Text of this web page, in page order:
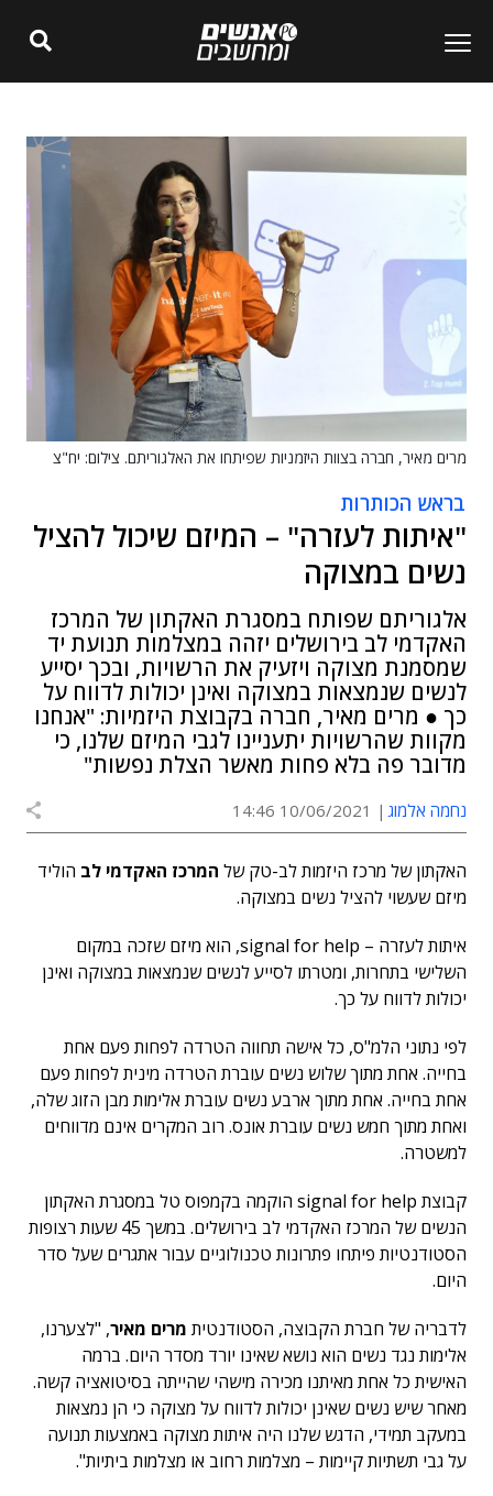
מרים מאיר, חברה בצוות היזמניות שפיתחו את האלגוריתם. צילום: יח"צ
בראש הכותרות
"איתות לעזרה" – המיזם שיכול להציל
נשים במצוקה
אלגוריתם שפותח במסגרת האקתון של המרכז
האקדמי לב בירושלים יזהה במצלמות תנועת יד
שמסמנת מצוקה ויזעיק את הרשויות, ובכך יסייע
לנשים שנמצאות במצוקה ואינן יכולות לדווח על
כך ● מרים מאיר, חברה בקבוצת היזמיות: "אנחנו
מקוות שהרשויות יתעניינו לגבי המיזם שלנו, כי
מדובר פה בלא פחות מאשר הצלת נפשות"
נחמה אלמוג 10/06/2021 14:46
האקתון של מרכז היזמות לב-טק של המרכז האקדמי לב הוליד
מיזם שעשוי להציל נשים במצוקה.
איתות לעזרה – signal for help, הוא מיזם שזכה במקום
השלישי בתחרות, ומטרתו לסייע לנשים שנמצאות במצוקה ואינן
יכולות לדווח על כך.
לפי נתוני הלמ"ס, כל אישה תחווה הטרדה לפחות פעם אחת
בחייה. אחת מתוך שלוש נשים עוברת הטרדה מינית לפחות פעם
אחת בחייה. אחת מתוך ארבע נשים עוברת אלימות מבן הזוג שלה,
ואחת מתוך חמש נשים עוברת אונס. רוב המקרים אינם מדווחים
למשטרה.
קבוצת signal for help הוקמה בקמפוס טל במסגרת האקתון
הנשים של המרכז האקדמי לב בירושלים. במשך 45 שעות רצופות
הסטודנטיות פיתחו פתרונות טכנולוגיים עבור אתגרים שעל סדר
היום.
לדבריה של חברת הקבוצה, הסטודנטית מרים מאיר, "לצערנו,
אלימות נגד נשים הוא נושא שאינו יורד מסדר היום. ברמה
האישית כל אחת מאיתנו מכירה מישהי שהייתה בסיטואציה קשה.
מאחר שיש נשים שאינן יכולות לדווח על מצוקה כי הן נמצאות
במעקב תמידי, הדגש שלנו היה איתות מצוקה באמצעות תנועה
על גבי תשתיות קיימות – מצלמות רחוב או מצלמות ביתיות".